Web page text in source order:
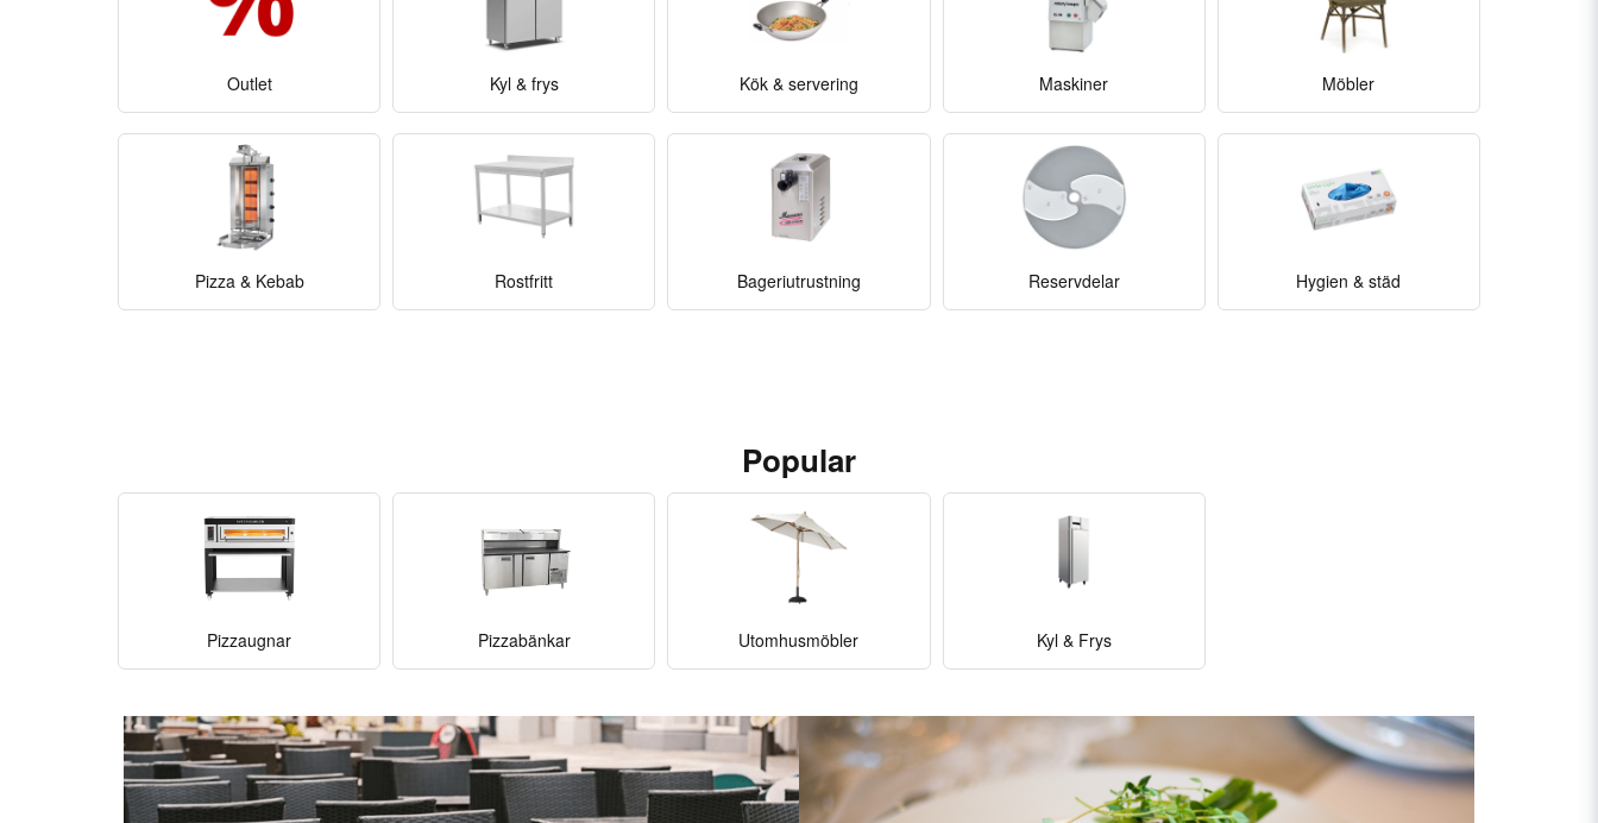
Outlet Kyl & frys Kök & servering Maskiner Möbler
Pizza & Kebab Rostfritt Bageriutrustning Reservdelar Hygien & städ
Popular
Pizzaugnar Pizzabänkar Utomhusmöbler Kyl & Frys